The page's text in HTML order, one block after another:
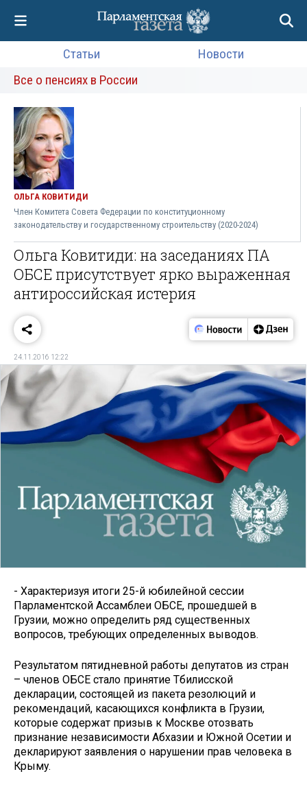
Статьи
Новости
Все о пенсиях в России
ОЛЬГА КОВИТИДИ
Член Комитета Совета Федерации по конституционному
законодательству и государственному строительству (2020-2024)
Ольга Ковитиди: на заседаниях ПА
ОБСЕ присутствует ярко выраженная
антироссийская истерия
24.11.2016 12:22
- Характеризуя итоги 25-й юбилейной сессии
Парламентской Ассамблеи ОБСЕ, прошедшей в
Грузии, можно определить ряд существенных
вопросов, требующих определенных выводов.
Результатом пятидневной работы депутатов из стран
– членов ОБСЕ стало принятие Тбилисской
декларации, состоящей из пакета резолюций и
рекомендаций, касающихся конфликта в Грузии,
которые содержат призыв к Москве отозвать
признание независимости Абхазии и Южной Осетии и
декларируют заявления о нарушении прав человека в
Крыму.